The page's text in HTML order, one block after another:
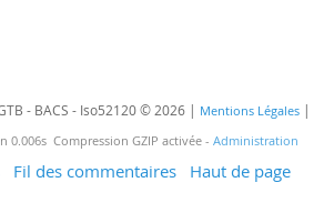
- BACS - Iso52120 © 2026 | Mentions Légales |
0.006s Compression GZIP activée - Administration
Fil des commentaires Haut de page